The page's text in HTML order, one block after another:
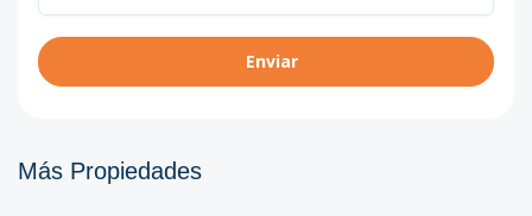
Enviar
Más Propiedades